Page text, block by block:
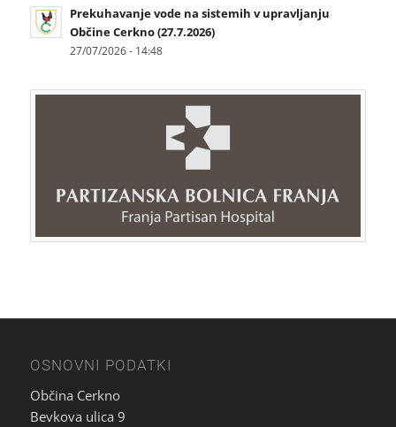
Prekuhavanje vode na sistemih v upravljanju
Občine Cerkno (27.7.2026)
27/07/2026 - 14:48
OSNOVNI PODATKI
Občina Cerkno
Bevkova ulica 9